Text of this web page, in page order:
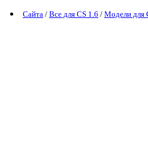
Сайта / Все для CS 1.6 / Модели для